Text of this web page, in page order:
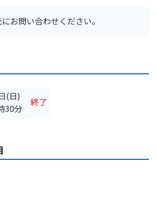
お問い合わせください。
(日)
30分
終了